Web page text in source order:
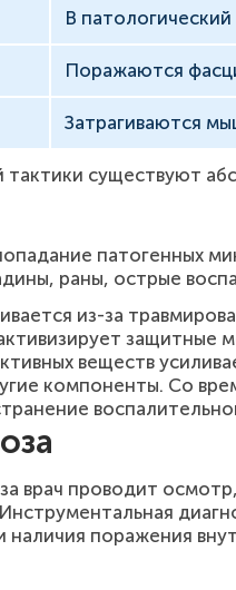
В
Поражаются
Затрагиваются
тактики существуют
патогенных
раны, острые
из-за
защитные
веществ
компоненты. Со
врач проводит
наличия поражения